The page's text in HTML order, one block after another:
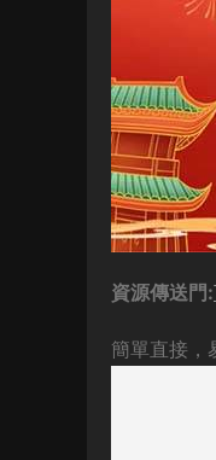
資源傳送門:
簡單直接，